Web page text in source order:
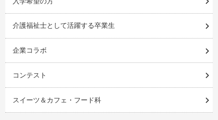
介護福祉士として活躍する卒業生
企業コラボ
コンテスト
スイーツ＆カフェ・フード科